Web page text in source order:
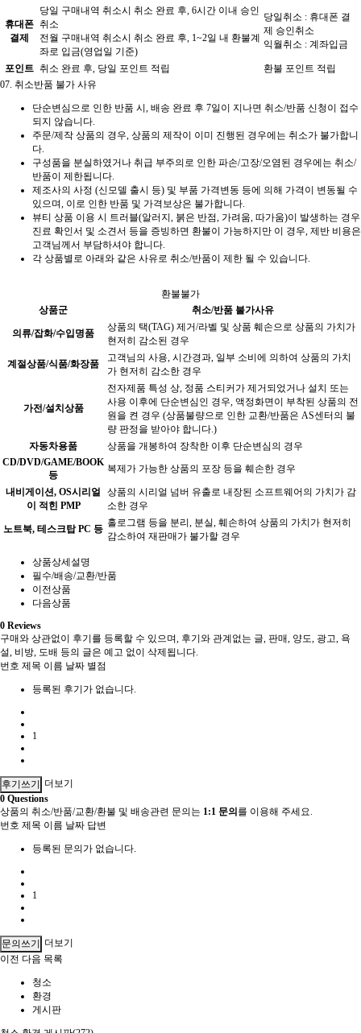
휴대폰
결제
당일 구매내역 취소시 취소 완료 후, 6시간 이내 승인
취소
전월 구매내역 취소시 취소 완료 후, 1~2일 내 환불계
좌로 입금(영업일 기준)
당일취소 : 휴대폰 결
제 승인취소
익월취소 : 계좌입금
포인트 취소 완료 후, 당일 포인트 적립
환불 포인트 적립
07. 취소반품 불가 사유
단순변심으로 인한 반품 시, 배송 완료 후 7일이 지나면 취소/반품 신청이 접수
되지 않습니다.
주문/제작 상품의 경우, 상품의 제작이 이미 진행된 경우에는 취소가 불가합니
다.
구성품을 분실하였거나 취급 부주의로 인한 파손/고장/오염된 경우에는 취소/
반품이 제한됩니다.
제조사의 사정 (신모델 출시 등) 및 부품 가격변동 등에 의해 가격이 변동될 수
있으며, 이로 인한 반품 및 가격보상은 불가합니다.
뷰티 상품 이용 시 트러블(알러지, 붉은 반점, 가려움, 따가움)이 발생하는 경우
진료 확인서 및 소견서 등을 증빙하면 환불이 가능하지만 이 경우, 제반 비용은
고객님께서 부담하셔야 합니다.
각 상품별로 아래와 같은 사유로 취소/반품이 제한 될 수 있습니다.
환불불가
상품군
취소/반품 불가사유
의류/잡화/수입명품
상품의 택(TAG) 제거/라벨 및 상품 훼손으로 상품의 가치가
현저히 감소된 경우
계절상품/식품/화장품
고객님의 사용, 시간경과, 일부 소비에 의하여 상품의 가치
가 현저히 감소한 경우
가전/설치상품
전자제품 특성 상, 정품 스티커가 제거되었거나 설치 또는
사용 이후에 단순변심인 경우, 액정화면이 부착된 상품의 전
원을 켠 경우 (상품불량으로 인한 교환/반품은 AS센터의 불
량 판정을 받아야 합니다.)
자동차용품
상품을 개봉하여 장착한 이후 단순변심의 경우
CD/DVD/GAME/BOOK
등
복제가 가능한 상품의 포장 등을 훼손한 경우
내비게이션, OS시리얼
이 적힌 PMP
상품의 시리얼 넘버 유출로 내장된 소프트웨어의 가치가 감
소한 경우
노트북, 테스크탑 PC 등
홀로그램 등을 분리, 분실, 훼손하여 상품의 가치가 현저히
감소하여 재판매가 불가할 경우
상품상세설명
필수/배송/교환/반품
이전상품
다음상품
0 Reviews
구매와 상관없이 후기를 등록할 수 있으며, 후기와 관계없는 글, 판매, 양도, 광고, 욕
설, 비방, 도배 등의 글은 예고 없이 삭제됩니다.
번호 제목 이름 날짜 별점
등록된 후기가 없습니다.
1
후기쓰기
더보기
0 Questions
상품의 취소/반품/교환/환불 및 배송관련 문의는 1:1 문의 를 이용해 주세요.
번호 제목 이름 날짜 답변
등록된 문의가 없습니다.
1
문의쓰기
더보기
이전 다음 목록
청소
환경
게시판